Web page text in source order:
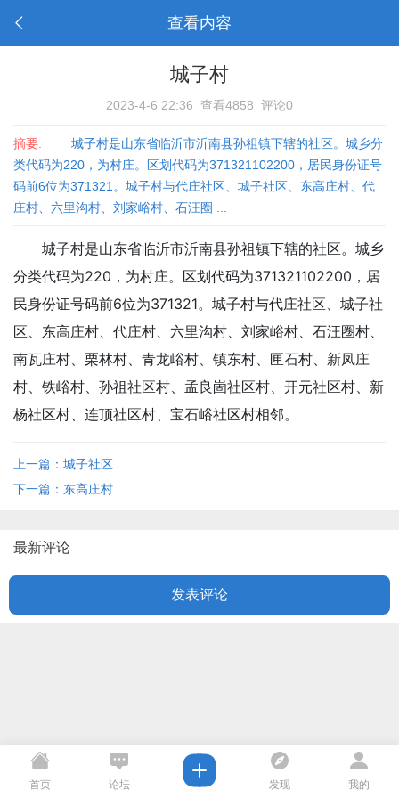
查看内容
城子村
2023-4-6 22:36 查看4858 评论0
摘要:
城子村是山东省临沂市沂南县孙祖镇下辖的社区。城乡分
类代码为220，为村庄。区划代码为371321102200，居民身份证号
码前6位为371321。城子村与代庄社区、城子社区、东高庄村、代
庄村、六里沟村、刘家峪村、石汪圈 ...
城子村是山东省临沂市沂南县孙祖镇下辖的社区。城乡
分类代码为220，为村庄。区划代码为371321102200，居
民身份证号码前6位为371321。城子村与代庄社区、城子社
区、东高庄村、代庄村、六里沟村、刘家峪村、石汪圈村、
南瓦庄村、栗林村、青龙峪村、镇东村、匣石村、新凤庄
村、铁峪村、孙祖社区村、孟良崮社区村、开元社区村、新
杨社区村、连顶社区村、宝石峪社区村相邻。
上一篇：城子社区
下一篇：东高庄村
最新评论
发表评论
首页 论坛 发现 我的